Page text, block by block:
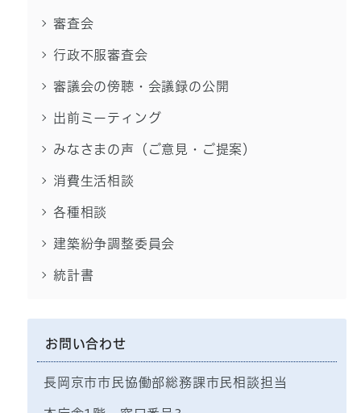
審査会
行政不服審査会
審議会の傍聴・会議録の公開
出前ミーティング
みなさまの声（ご意見・ご提案）
消費生活相談
各種相談
建築紛争調整委員会
統計書
お問い合わせ
長岡京市市民協働部総務課市民相談担当